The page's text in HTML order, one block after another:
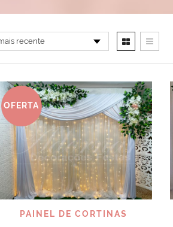
OFERTA
VISUALIZAR
PAINEL DE CORTINAS